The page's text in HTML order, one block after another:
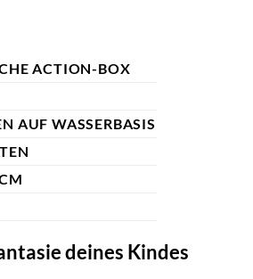
ACTION-BOX
AUF WASSERBASIS
deines Kindes